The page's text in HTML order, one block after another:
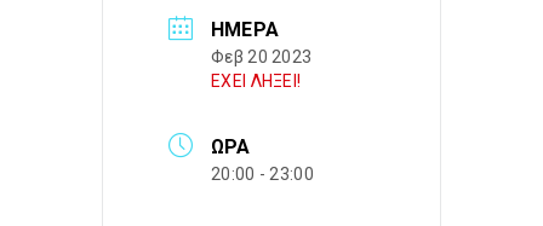
ΗΜΈΡΑ
Φεβ 20 2023
ΕΧΕΙ ΛΗΞΕΙ!
ΏΡΑ
20:00 - 23:00